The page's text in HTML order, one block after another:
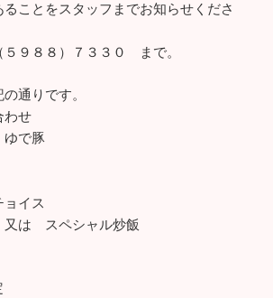
ることをスタッフまでお知らせくださ
５９８８）７３３０ まで。
通りです。
わせ
で豚
ョイス
又は スペシャル炒飯